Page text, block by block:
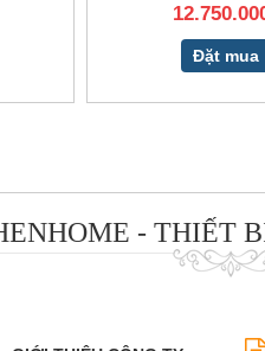
Đặt mua
- THIẾT